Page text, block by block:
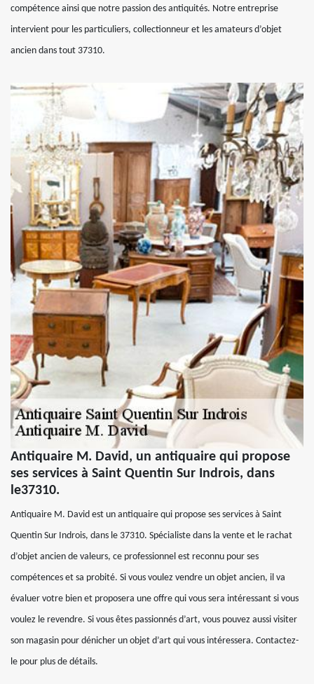
compétence ainsi que notre passion des antiquités. Notre entreprise
intervient pour les particuliers, collectionneur et les amateurs d’objet
ancien dans tout 37310.
Antiquaire M. David, un antiquaire qui propose
ses services à Saint Quentin Sur Indrois, dans
le37310.
Antiquaire M. David est un antiquaire qui propose ses services à Saint
Quentin Sur Indrois, dans le 37310. Spécialiste dans la vente et le rachat
d’objet ancien de valeurs, ce professionnel est reconnu pour ses
compétences et sa probité. Si vous voulez vendre un objet ancien, il va
évaluer votre bien et proposera une offre qui vous sera intéressant si vous
voulez le revendre. Si vous êtes passionnés d’art, vous pouvez aussi visiter
son magasin pour dénicher un objet d’art qui vous intéressera. Contactez-
le pour plus de détails.